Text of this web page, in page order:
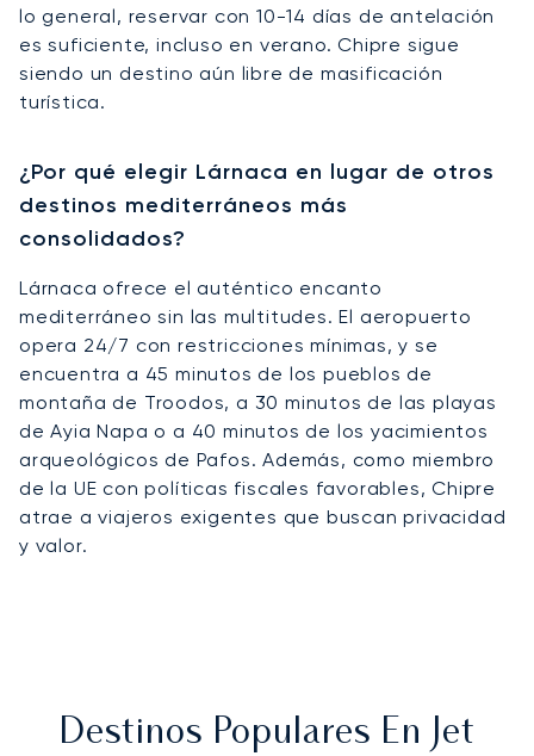
lo general, reservar con 10-14 días de antelación
es suficiente, incluso en verano. Chipre sigue
siendo un destino aún libre de masificación
turística.
¿Por qué elegir Lárnaca en lugar de otros
destinos mediterráneos más
consolidados?
Lárnaca ofrece el auténtico encanto
mediterráneo sin las multitudes. El aeropuerto
opera 24/7 con restricciones mínimas, y se
encuentra a 45 minutos de los pueblos de
montaña de Troodos, a 30 minutos de las playas
de Ayia Napa o a 40 minutos de los yacimientos
arqueológicos de Pafos. Además, como miembro
de la UE con políticas fiscales favorables, Chipre
atrae a viajeros exigentes que buscan privacidad
y valor.
Destinos Populares En Jet